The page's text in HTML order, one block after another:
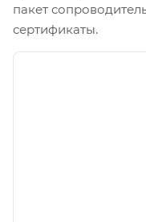
пакет
сертификаты.